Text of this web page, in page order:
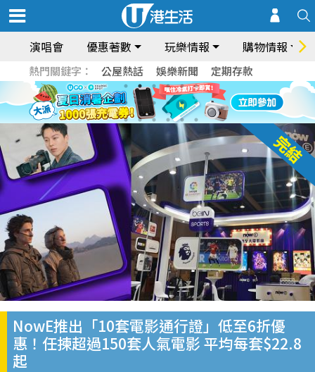
演唱會 優惠著數 玩樂情報 購物情報
熱門關鍵字： 公屋熱話 娛樂新聞 定期存款
NowE推出「10套電影通行證」低至6折優
惠！任揀超過150套人氣電影 平均每套$22.8
起